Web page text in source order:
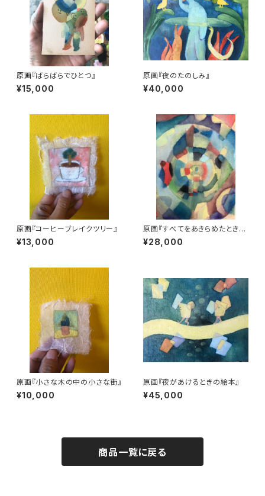
原画『ばらばらでひとつ』
¥15,000
原画『夜のたのしみ』
¥40,000
原画『コーヒーブレイクツリー』
¥13,000
原画『すべてをあきらめたときの
ひかり』
¥28,000
原画『小さな木の中の小さな街』
¥10,000
原画『夜があけるときの絵本』
¥45,000
商品一覧に戻る